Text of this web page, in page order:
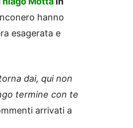
hanno
esagerata e
dai, qui non
termine con te
arrivati a